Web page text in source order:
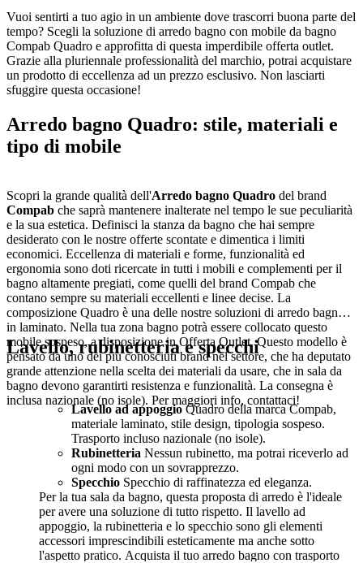
Vuoi sentirti a tuo agio in un ambiente dove trascorri buona parte del
tempo? Scegli la soluzione di arredo bagno con mobile da bagno
Compab Quadro e approfitta di questa imperdibile offerta outlet.
Grazie alla pluriennale professionalità del marchio, potrai acquistare
un prodotto di eccellenza ad un prezzo esclusivo. Non lasciarti
sfuggire questa occasione!
Arredo bagno Quadro: stile, materiali e
tipo di mobile
Scopri la grande qualità dell'Arredo bagno Quadro del brand
Compab che saprà mantenere inalterate nel tempo le sue peculiarità
e la sua estetica. Definisci la stanza da bagno che hai sempre
desiderato con le nostre offerte scontate e dimentica i limiti
economici. Eccellenza di materiali e forme, funzionalità ed
ergonomia sono doti ricercate in tutti i mobili e complementi per il
bagno altamente pregiati, come quelli del brand Compab che
contano sempre su materiali eccellenti e linee decise. La
composizione Quadro è una delle nostre soluzioni di arredo bagno
in laminato. Nella tua zona bagno potrà essere collocato questo
mobile sospeso, a disposizione in Offerta Outlet. Questo modello è
pensato da uno dei più conosciuti brand nel settore, che ha deputato
grande attenzione nella scelta dei materiali da usare, che in sala da
bagno devono garantirti resistenza e funzionalità. La consegna è
inclusa nazionale (no isole). Per maggiori info, contattaci!
Lavello, rubinetteria e specchi
Lavello ad appoggioQuadro della marca Compab,
materiale laminato, stile design, tipologia sospeso.
Trasporto incluso nazionale (no isole).
Rubinetteria Nessun rubinetto, ma potrai riceverlo ad
ogni modo con un sovrapprezzo.
Specchio Specchio di raffinatezza ed eleganza.
Per la tua sala da bagno, questa proposta di arredo è l'ideale
per avere una soluzione di tutto rispetto. Il lavello ad
appoggio, la rubinetteria e lo specchio sono gli elementi
accessori imprescindibili esteticamente ma anche sotto
l'aspetto pratico. Acquista il tuo arredo bagno con trasporto